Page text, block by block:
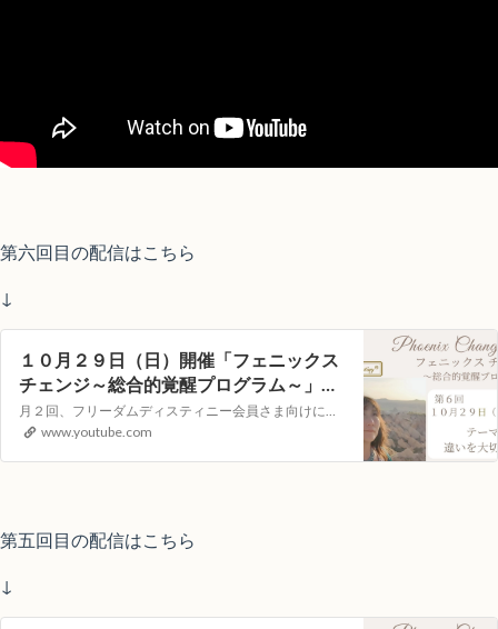
第六回目の配信はこちら
↓
１０月２９日（日）開催「フェニックス
チェンジ～総合的覚醒プログラム～」
YouTubeライブヒーリングイベント
月２回、フリーダムディスティニー会員さま向けに遠隔ヒーリングLOVINGサポートをYouTubeの生配信でお届けします。視聴者参加型のイベントとなりますので次回、どんなテーマで講座を開いてほしいか？等のリクエストや配信中のコメントもお受付しています！【第五回目）配信日時】１０月２２日（日）１０：００～（約４０分）…
www.youtube.com
第五回目の配信はこちら
↓